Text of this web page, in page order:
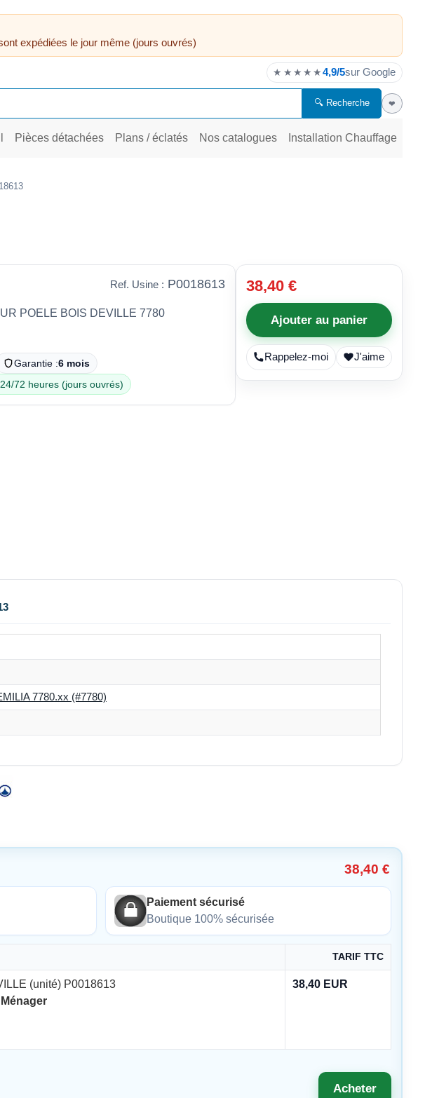
expédiées le jour même (jours ouvrés)
★★★★★4,9/5sur Google
🔍 Recherche ❤
Pièces détachées Plans / éclatés Nos catalogues Installation Chauffage
Ref. Usine : P0018613
POELE BOIS DEVILLE 7780
Garantie :6 mois
72 heures (jours ouvrés)
38,40 €
Ajouter au panier
Rappelez-moi J'aime
7780.xx (#7780)
38,40 €
Paiement sécurisé
Boutique 100% sécurisée
TARIF TTC
(unité) P0018613
38,40 EUR
Acheter